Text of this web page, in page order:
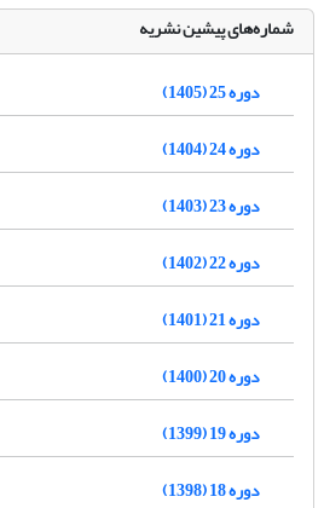
شماره‌های پیشین نشریه
دوره 25 (1405)
دوره 24 (1404)
دوره 23 (1403)
دوره 22 (1402)
دوره 21 (1401)
دوره 20 (1400)
دوره 19 (1399)
دوره 18 (1398)